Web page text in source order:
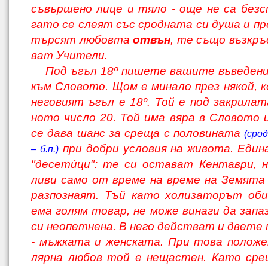
съвършено лице и тяло - още не са
гато се слеят със сродната си душа и
търсят любовтаотвън, те също
ват Учители.
Под ъгъл 18º пишете вашите
към Словото. Щом е минало през някой,
неговият ъгъл е 18º. Той е под
ното число 20. Той има вяра в Словото
се дава шанс за среща с половината
– б.п.)при добри условия на живота.
"десетúци": те си остават Кентаври,
ливи само от време на време на Земята
разпознаят. Тъй като холизаторът
ема голям товар, не може винаги да
си неопетнена. В него действат и двете
- мъжката и женската. При това
лярна любов той е нещастен. Като